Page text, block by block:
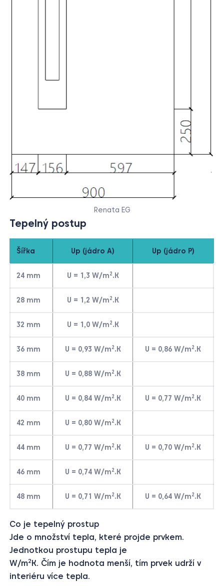
Renata EG
Tepelný postup
Šířka Up (jádro A) Up (jádro P)
24 mm U = 1,3 W/m2.K
28 mm U = 1,2 W/m2.K
32 mm U = 1,0 W/m2.K
36 mm U = 0,93 W/m2.K U = 0,86 W/m2.K
38 mm U = 0,88 W/m2.K
40 mm U = 0,84 W/m2.K U = 0,77 W/m2.K
42 mm U = 0,80 W/m2.K
44 mm U = 0,77 W/m2.K U = 0,70 W/m2.K
46 mm U = 0,74 W/m2.K
48 mm U = 0,71 W/m2.K U = 0,64 W/m2.K
Co je tepelný prostup
Jde o množství tepla, které projde prvkem.
Jednotkou prostupu tepla je
W/m2K. Čím je hodnota menší, tím prvek udrží v
interiéru více tepla.